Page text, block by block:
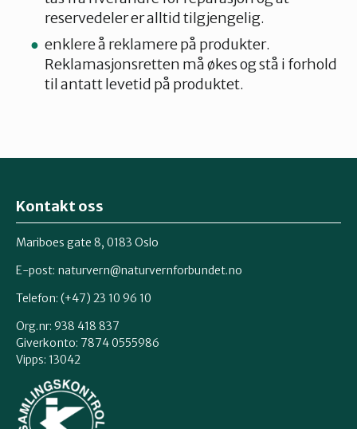
reservedeler er alltid tilgjengelig.
enklere å reklamere på produkter.
Reklamasjonsretten må økes og stå i forhold
til antatt levetid på produktet.
Kontakt oss
Mariboes gate 8, 0183 Oslo
E-post: naturvern@naturvernforbundet.no
Telefon: (+47) 23 10 96 10
Org.nr: 938 418 837
Giverkonto: 7874 0555986
Vipps: 13042